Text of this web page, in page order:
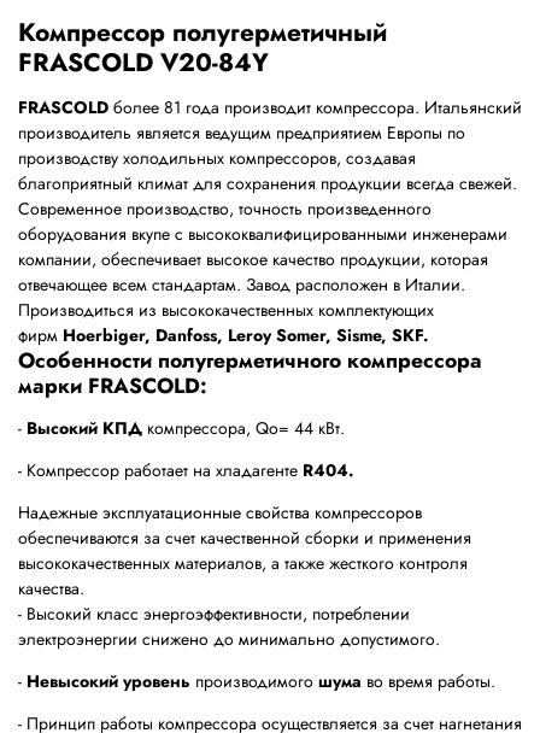
Компрессор полугерметичный
FRASCOLD V20-84Y
FRASCOLD более 81 года производит компрессора. Итальянский
производитель является ведущим предприятием Европы по
производству холодильных компрессоров, создавая
благоприятный климат для сохранения продукции всегда свежей.
Современное производство, точность произведенного
оборудования вкупе с высококвалифицированными инженерами
компании, обеспечивает высокое качество продукции, которая
отвечающее всем стандартам. Завод расположен в Италии.
Производиться из высококачественных комплектующих
фирм Hoerbiger, Danfoss, Leroy Somer, Sisme, SKF.
Особенности полугерметичного компрессора
марки FRASCOLD:
- Высокий КПД компрессора, Qo= 44 кBт.
- Компрессор работает на хладагенте R404.
Надежные эксплуатационные свойства компрессоров
обеспечиваются за счет качественной сборки и применения
высококачественных материалов, а также жесткого контроля
качества.
- Высокий класс энергоэффективности, потреблении
электроэнергии снижено до минимально допустимого.
- Невысокий уровень производимого шума во время работы.
- Принцип работы компрессора осуществляется за счет нагнетания